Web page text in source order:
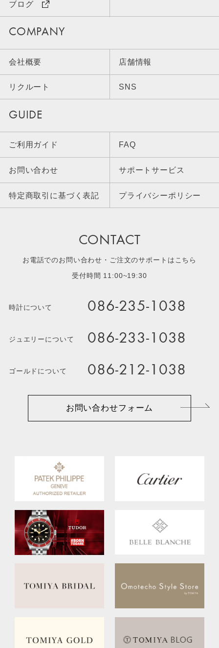
ブログ
COMPANY
会社概要 店舗情報
リクルート SNS
GUIDE
ご利用ガイド FAQ
お問い合わせ サポートサービス
特定商取引に基づく表記 プライバシーポリシー
CONTACT
お電話でのお問い合わせ・ご注文のサポートはこちら
受付時間 11:00~19:30
時計について 086-235-1038
ジュエリーについて 086-233-1038
ゴールドについて 086-212-1038
お問い合わせフォーム